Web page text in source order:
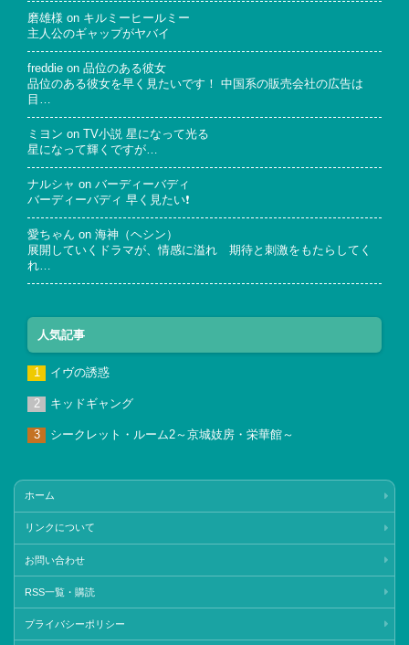
磨雄様 on キルミーヒールミー
主人公のギャップがヤバイ
freddie on 品位のある彼女
品位のある彼女を早く見たいです！ 中国系の販売会社の広告は
目…
ミヨン on
TV小説 星になって光る
星になって輝くですが…
ナルシャ on バーディーバディ
バーディーバディ 早く見たい❗
愛ちゃん on 海神（ヘシン）
展開していくドラマが、情感に溢れ 期待と刺激をもたらしてく
れ…
人気記事
イヴの誘惑
キッドギャング
シークレット・ルーム2～京城妓房・栄華館～
ホーム
リンクについて
お問い合わせ
RSS一覧・購読
プライバシーポリシー